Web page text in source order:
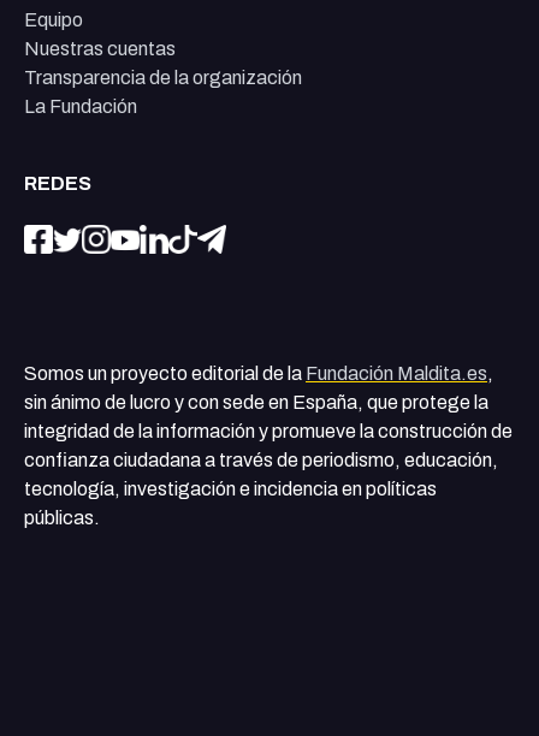
Equipo
Nuestras cuentas
Transparencia de la organización
La Fundación
REDES
Somos un proyecto editorial de la Fundación Maldita.es,
sin ánimo de lucro y con sede en España, que protege la
integridad de la información y promueve la construcción de
confianza ciudadana a través de periodismo, educación,
tecnología, investigación e incidencia en políticas
públicas.